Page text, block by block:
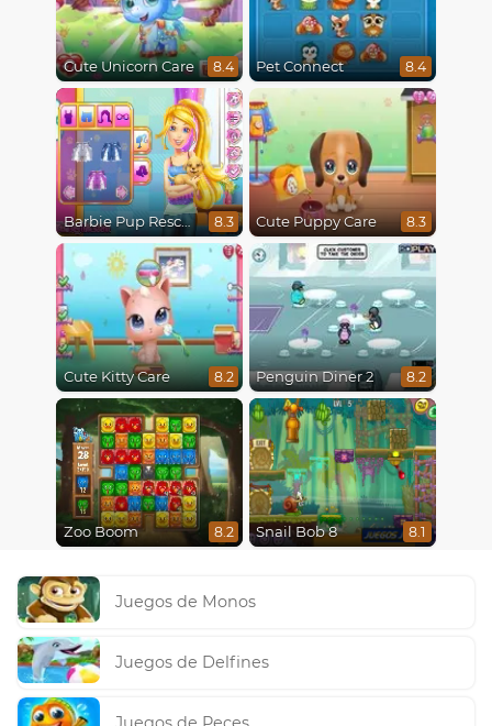
Cute Unicorn Care 8.4 Pet Connect 8.4
Barbie Pup Rescue 8.3 Cute Puppy Care 8.3
Cute Kitty Care 8.2 Penguin Diner 2 8.2
Zoo Boom 8.2 Snail Bob 8 8.1
Juegos de Monos
Juegos de Delfines